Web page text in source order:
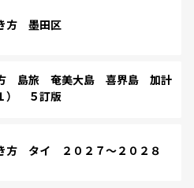
方 墨田区
島旅 奄美大島 喜界島 加計
） ５訂版
方 タイ ２０２７～２０２８